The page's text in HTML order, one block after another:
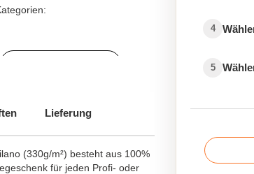
Restaurant- und
Lieferung
(330g/m²) besteht aus 100%
für jeden Profi- oder
4
5